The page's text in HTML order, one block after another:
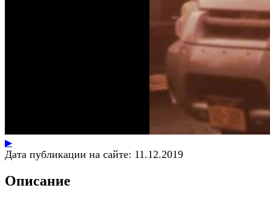
▶
Дата публикации на сайте: 11.12.2019
Описание